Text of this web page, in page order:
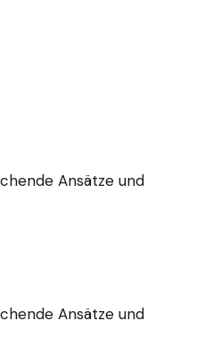
Ansätze und
Ansätze und